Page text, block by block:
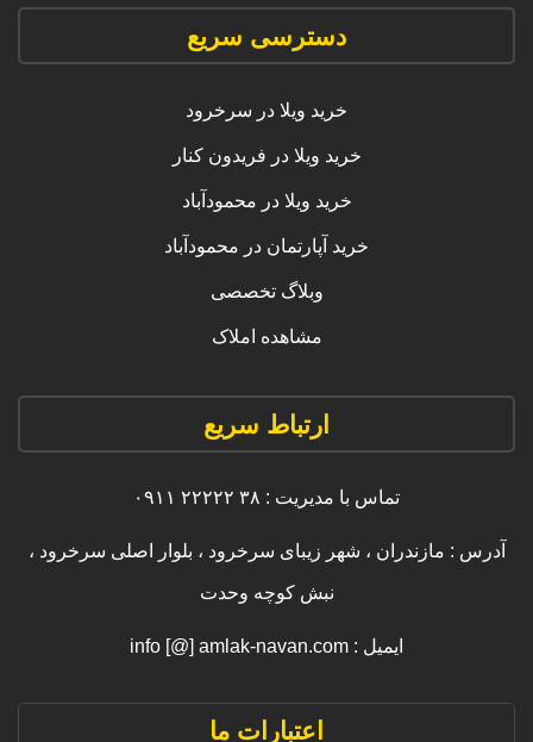
دسترسی سریع
خرید ویلا در سرخرود
خرید ویلا در فریدون کنار
خرید ویلا در محمودآباد
خرید آپارتمان در محمودآباد
وبلاگ تخصصی
مشاهده املاک
ارتباط سریع
تماس با مدیریت : ۳۸ ۲۲۲۲۲ ۰۹۱۱
آدرس : مازندران ، شهر زیبای سرخرود ، بلوار اصلی سرخرود ،
نبش کوچه وحدت
ایمیل : info [@] amlak-navan.com
اعتبارات ما